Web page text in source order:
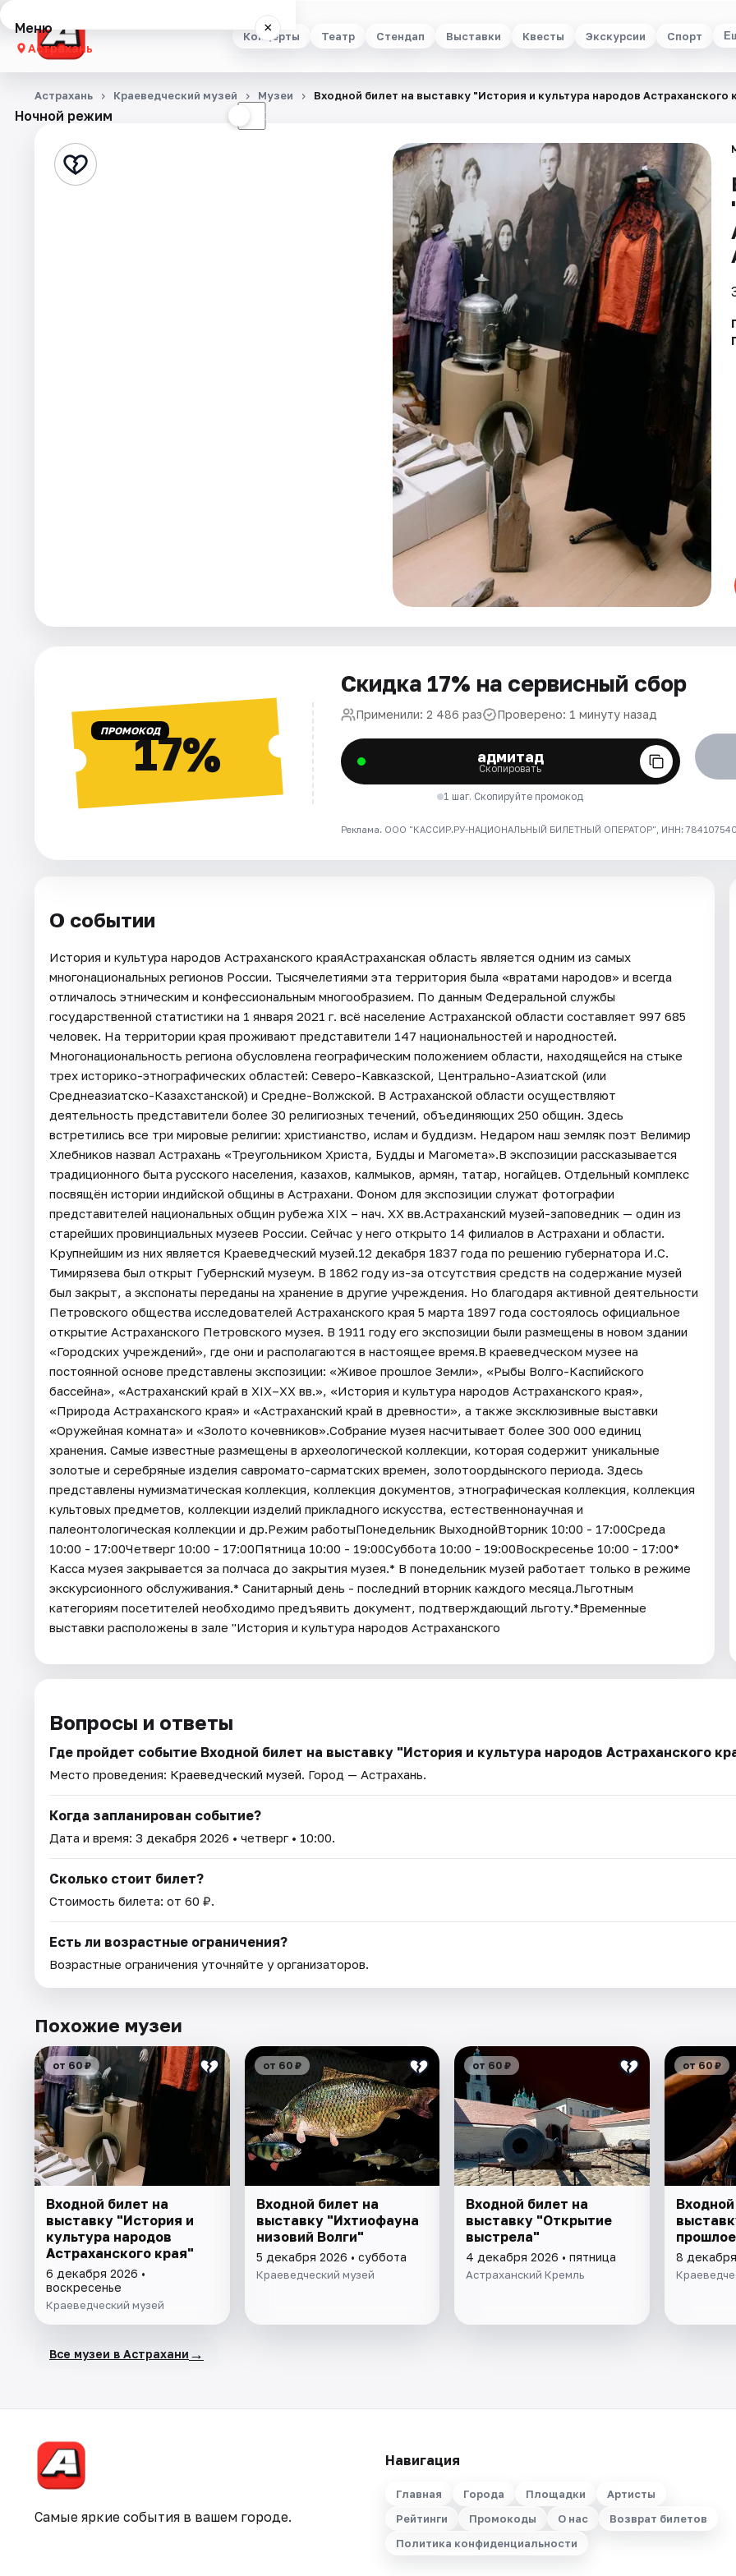
Концерты Театр Стендап Выставки Квесты Экскурсии Спорт
Меню ×
Астрахань
Концерты
Стендап
Ночной режим ☾
Астрахань Краеведческий музей Музеи Входной билет на выставку "История и культура народов Астраханского
ПРОМОКОД17%
Скидка 17% на сервисный сбор
Применили: 2 486 раз Проверено: 1 минуту назад
адмитад
Скопировать
1 шаг. Скопируйте промокод
Реклама. ООО "КАССИР.РУ-НАЦИОНАЛЬНЫЙ БИЛЕТНЫЙ ОПЕРАТОР", ИНН: 7841075409
О событии
История и культура народов Астраханского краяАстраханская область является одним из самых
многонациональных регионов России. Тысячелетиями эта территория была «вратами народов» и всегда
отличалось этническим и конфессиональным многообразием. По данным Федеральной службы
государственной статистики на 1 января 2021 г. всё население Астраханской области составляет 997 685
человек. На территории края проживают представители 147 национальностей и народностей.
Многонациональность региона обусловлена географическим положением области, находящейся на стыке
трех историко-этнографических областей: Северо-Кавказской, Центрально-Азиатской (или
Среднеазиатско-Казахстанской) и Средне-Волжской. В Астраханской области осуществляют
деятельность представители более 30 религиозных течений, объединяющих 250 общин. Здесь
встретились все три мировые религии: христианство, ислам и буддизм. Недаром наш земляк поэт Велимир
Хлебников назвал Астрахань «Треугольником Христа, Будды и Магомета».В экспозиции рассказывается
традиционного быта русского населения, казахов, калмыков, армян, татар, ногайцев. Отдельный комплекс
посвящён истории индийской общины в Астрахани. Фоном для экспозиции служат фотографии
представителей национальных общин рубежа XIX – нач. XX вв.Астраханский музей-заповедник — один из
старейших провинциальных музеев России. Сейчас у него открыто 14 филиалов в Астрахани и области.
Крупнейшим из них является Краеведческий музей.12 декабря 1837 года по решению губернатора И.С.
Тимирязева был открыт Губернский музеум. В 1862 году из-за отсутствия средств на содержание музей
был закрыт, а экспонаты переданы на хранение в другие учреждения. Но благодаря активной деятельности
Петровского общества исследователей Астраханского края 5 марта 1897 года состоялось официальное
открытие Астраханского Петровского музея. В 1911 году его экспозиции были размещены в новом здании
«Городских учреждений», где они и располагаются в настоящее время.В краеведческом музее на
постоянной основе представлены экспозиции: «Живое прошлое Земли», «Рыбы Волго-Каспийского
бассейна», «Астраханский край в XIX–XX вв.», «История и культура народов Астраханского края»,
«Природа Астраханского края» и «Астраханский край в древности», а также эксклюзивные выставки
«Оружейная комната» и «Золото кочевников».Собрание музея насчитывает более 300 000 единиц
хранения. Самые известные размещены в археологической коллекции, которая содержит уникальные
золотые и серебряные изделия савромато-сарматских времен, золотоордынского периода. Здесь
представлены нумизматическая коллекция, коллекция документов, этнографическая коллекция, коллекция
культовых предметов, коллекции изделий прикладного искусства, естественнонаучная и
палеонтологическая коллекции и др.Режим работыПонедельник ВыходнойВторник 10:00 - 17:00Среда
10:00 - 17:00Четверг 10:00 - 17:00Пятница 10:00 - 19:00Суббота 10:00 - 19:00Воскресенье 10:00 - 17:00*
Касса музея закрывается за полчаса до закрытия музея.* В понедельник музей работает только в режиме
экскурсионного обслуживания.* Санитарный день - последний вторник каждого месяца.Льготным
категориям посетителей необходимо предъявить документ, подтверждающий льготу.*Временные
выставки расположены в зале "История и культура народов Астраханского
Вопросы и ответы
Где пройдет событие Входной билет на выставку "История и культура народов Астраханского
Место проведения: Краеведческий музей. Город — Астрахань.
Когда запланирован событие?
Дата и время: 3 декабря 2026 • четверг • 10:00.
Сколько стоит билет?
Стоимость билета: от 60 ₽.
Есть ли возрастные ограничения?
Возрастные ограничения уточняйте у организаторов.
Похожие музеи
от 60 ₽
Входной билет на
выставку "История и
культура народов
Астраханского края"
6 декабря 2026 •
воскресенье
Краеведческий музей
от 60 ₽
Входной билет на
выставку "Ихтиофауна
низовий Волги"
5 декабря 2026 • суббота
Краеведческий музей
от 60 ₽
Входной билет на
выставку "Открытие
выстрела"
4 декабря 2026 • пятница
Астраханский Кремль
от 60 ₽
8
Все музеи в Астрахани →
Самые яркие события в вашем городе.
Навигация
Главная Города Площадки
Артисты
Рейтинги
Промокоды О нас
Возврат билетов
Политика конфиденциальности